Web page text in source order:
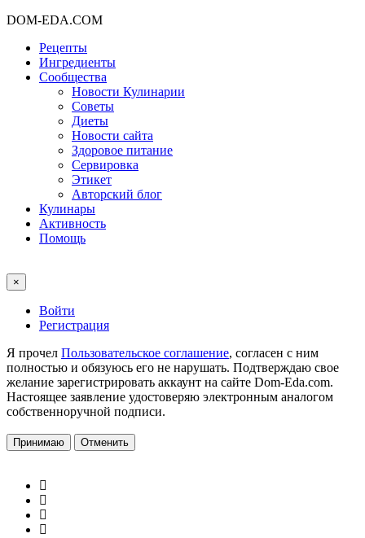
DOM-EDA.COM
Рецепты
Ингредиенты
Сообщества
Новости Кулинарии
Советы
Диеты
Новости сайта
Здоровое питание
Сервировка
Этикет
Авторский блог
Кулинары
Активность
Помощь
×
Войти
Регистрация
Я прочел Пользовательское соглашение, согласен с ним
полностью и обязуюсь его не нарушать. Подтверждаю свое
желание зарегистрировать аккаунт на сайте Dom-Eda.com.
Настоящее заявление удостоверяю электронным аналогом
собственноручной подписи.
Принимаю Отменить